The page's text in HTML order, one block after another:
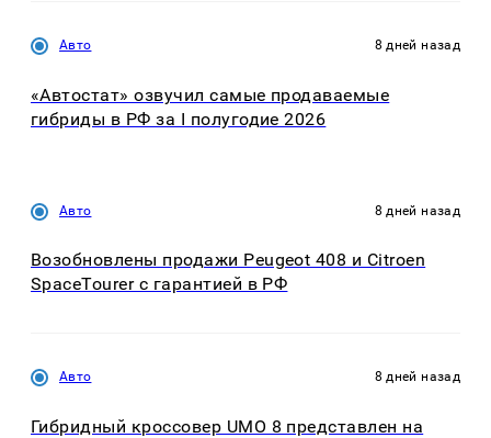
Авто 8 дней назад
«Автостат» озвучил самые продаваемые
гибриды в РФ за I полугодие 2026
Авто 8 дней назад
Возобновлены продажи Peugeot 408 и Citroen
SpaceTourer с гарантией в РФ
Авто 8 дней назад
Гибридный кроссовер UMO 8 представлен на